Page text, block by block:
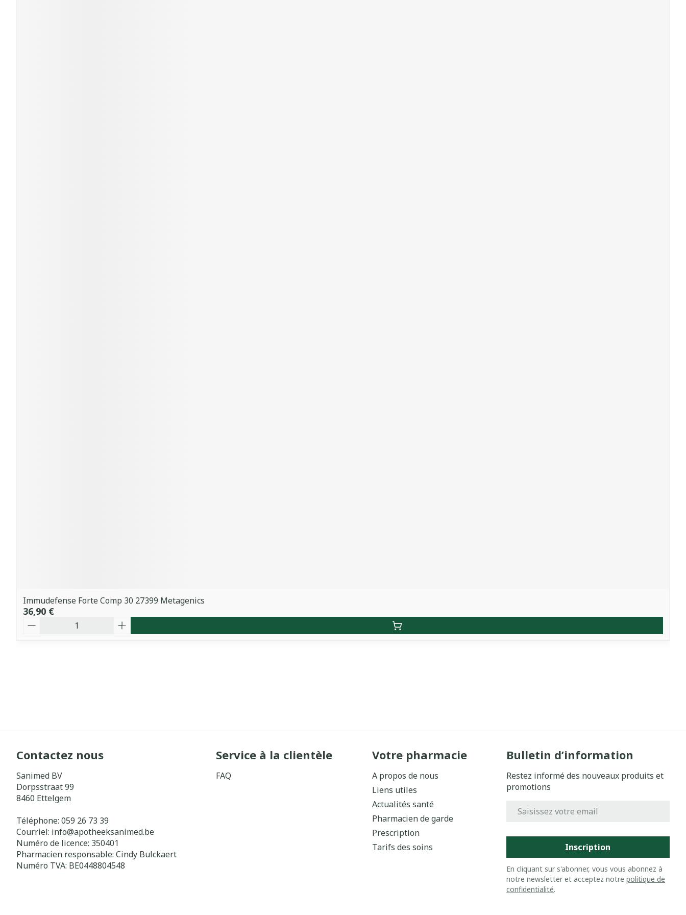
Immudefense Forte Comp 30 27399 Metagenics
36,90 €
Contactez nous
Sanimed BV
Dorpsstraat 99
8460 Ettelgem
Téléphone: 059 26 73 39
Courriel: info@apotheeksanimed.be
Numéro de licence: 350401
Pharmacien responsable: Cindy Bulckaert
Numéro TVA: BE0448804548
Service à la clientèle
FAQ
Votre pharmacie
A propos de nous
Liens utiles
Actualités santé
Pharmacien de garde
Prescription
Tarifs des soins
Bulletin d’information
Restez informé des nouveaux produits et
promotions
Inscription
En cliquant sur s'abonner, vous vous abonnez à
notre newsletter et acceptez notre politique de
confidentialité.